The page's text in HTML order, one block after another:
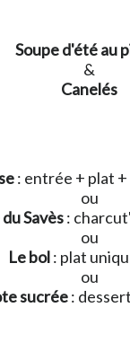
Soupe d'été au
&
Canelés
: entrée + plat
ou
Savès:
ou
Le bol: plat
ou
sucrée: